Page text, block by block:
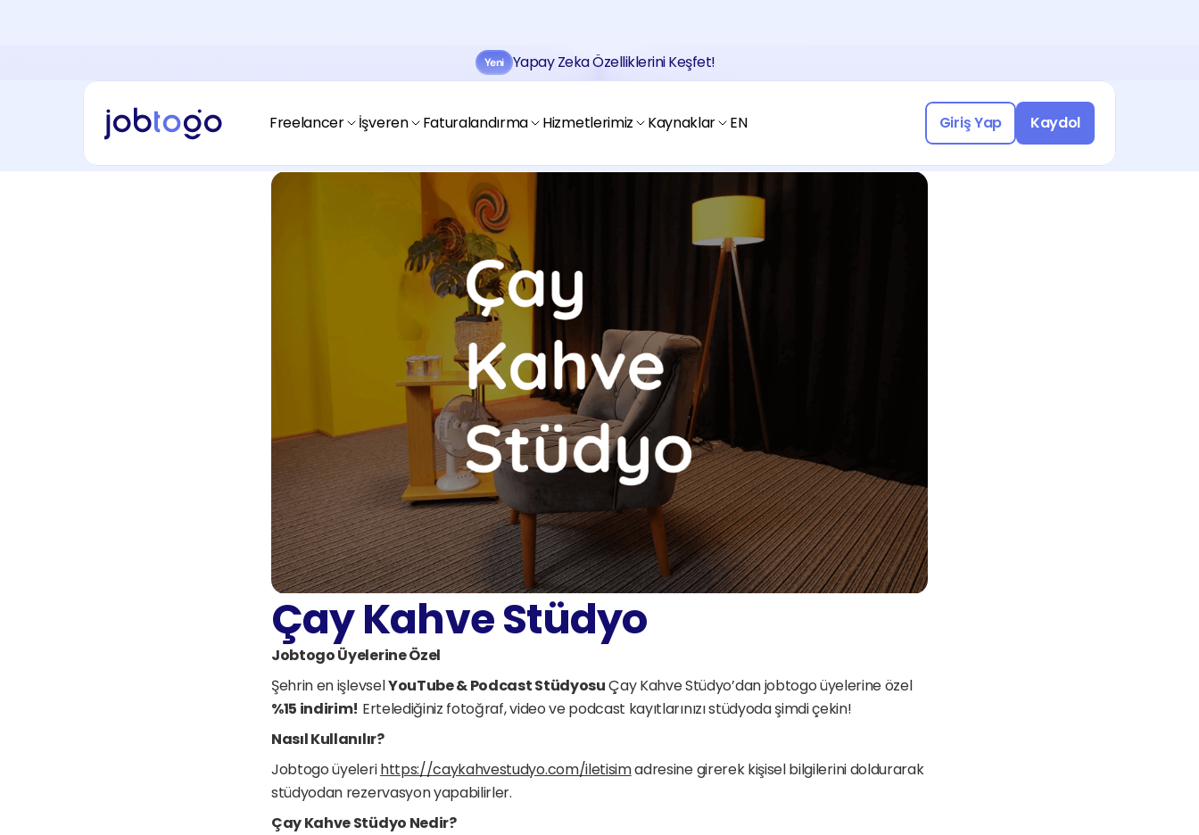
Yeni Yapay Zeka Özelliklerini Keşfet!
Freelancer İşveren Faturalandırma Hizmetlerimiz Kaynaklar EN Giriş Yap Kaydol
Jobtogo'ya katılın!
Kaydol
İşverenim nasıl ödeme yapmalıyım?
Fiyatlandırma
Jobtogo'ya katılın!
Kaydol
Çay Kahve Stüdyo
Jobtogo Üyelerine Özel
Şehrin en işlevsel YouTube & Podcast Stüdyosu
Çay Kahve Stüdyo’dan jobtogo üyelerine özel
%15 indirim! Ertelediğiniz fotoğraf, video ve podcast kayıtlarınızı stüdyoda şimdi çekin!
Nasıl Kullanılır?
Jobtogo üyeleri https://caykahvestudyo.com/iletisim adresine girerek kişisel bilgilerini doldurarak
stüdyodan rezervasyon yapabilirler.
Çay Kahve Stüdyo Nedir?